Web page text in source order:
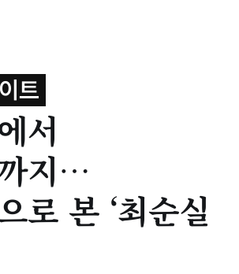
트
서
지…
로 본 ‘최순실